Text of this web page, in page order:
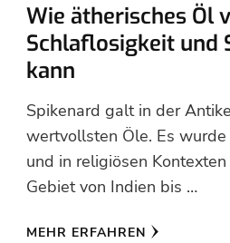
Wie ätherisches Öl
Schlaflosigkeit und
kann
Spikenard galt in der
wertvollsten Öle. Es wurde
und in religiösen
Gebiet von Indien bis …
MEHR ERFAHREN